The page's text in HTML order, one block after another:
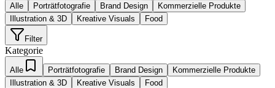
Alle Porträtfotografie Brand Design
Kommerzielle Produkte
Illustration & 3D
Kreative Visuals Food
Filter
Kategorie
Alle Porträtfotografie Brand Design
Kommerzielle Produkte
Illustration & 3D
Kreative Visuals Food